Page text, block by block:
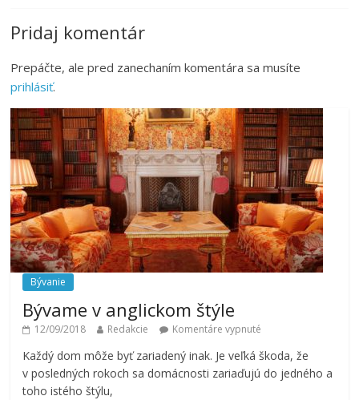
Pridaj komentár
Prepáčte, ale pred zanechaním komentára sa musíte
prihlásiť.
Bývanie
Bývame v anglickom štýle
12/09/2018 Redakcie Komentáre vypnuté
Každý dom môže byť zariadený inak. Je veľká škoda, že
v posledných rokoch sa domácnosti zariaďujú do jedného a
toho istého štýlu,